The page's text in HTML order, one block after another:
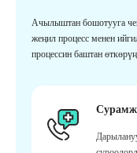
Ачылыштан бошотууга
жеңил процесс менен
процессин баштан